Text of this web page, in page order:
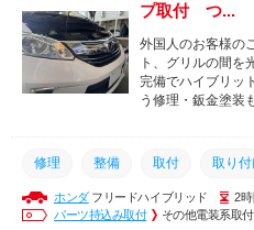
プ取付 つ...
外国人のお客様の
ト、グリルの間を
完備でハイブリッ
う修理・鈑金塗装
修理 整備 取付 取り付
ホンダホンダフリードハイブリッド
2
パーツ持込み取付
その他電装系取付